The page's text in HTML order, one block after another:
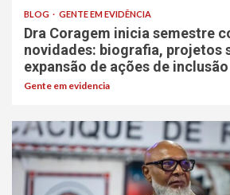
BLOG GENTE EM EVIDÊNCIA
Dra Coragem inicia semestre
novidades: biografia, projetos
expansão de ações de inclusão
Gente em evidencia